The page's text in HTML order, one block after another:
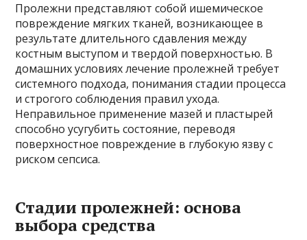
Пролежни представляют собой ишемическое
повреждение мягких тканей, возникающее в
результате длительного сдавления между
костным выступом и твердой поверхностью. В
домашних условиях лечение пролежней требует
системного подхода, понимания стадии процесса
и строгого соблюдения правил ухода.
Неправильное применение мазей и пластырей
способно усугубить состояние, переводя
поверхностное повреждение в глубокую язву с
риском сепсиса.
Стадии пролежней: основа
выбора средства